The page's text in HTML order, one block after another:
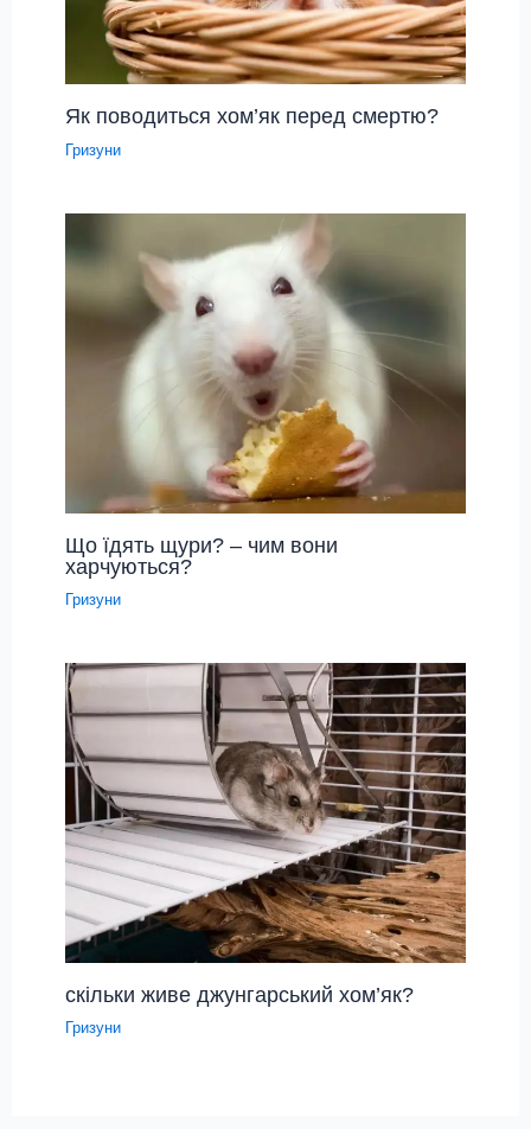
Як поводиться хом’як перед смертю?
Гризуни
Що їдять щури? – чим вони
харчуються?
Гризуни
скільки живе джунгарський хом’як?
Гризуни